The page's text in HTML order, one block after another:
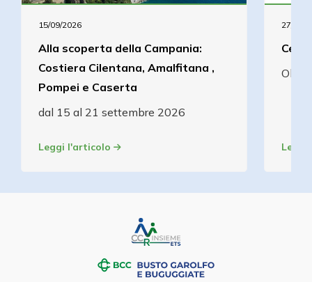
15/09/2026
Alla scoperta della Campania:
Costiera Cilentana, Amalfitana ,
Pompei e Caserta
dal 15 al 21 settembre 2026
Leggi l'articolo
27/08/